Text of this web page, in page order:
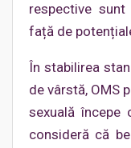
respective
față de
În stabilirea
de vârstă, OMS
sexuală începe
consideră că